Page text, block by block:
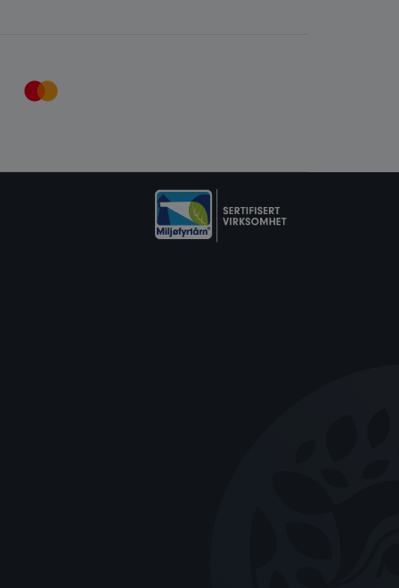
ErgoPromise
Bli med oss videre hvor vi går igjennom